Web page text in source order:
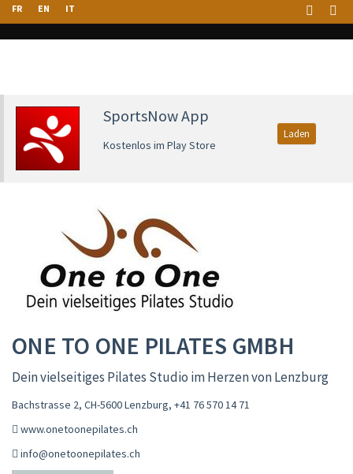
FR EN IT
SportsNow App
Kostenlos im Play Store
Laden
ONE TO ONE PILATES GMBH
Dein vielseitiges Pilates Studio im Herzen von Lenzburg
Bachstrasse 2, CH-5600 Lenzburg, +41 76 570 14 71
www.onetoonepilates.ch
info@onetoonepilates.ch